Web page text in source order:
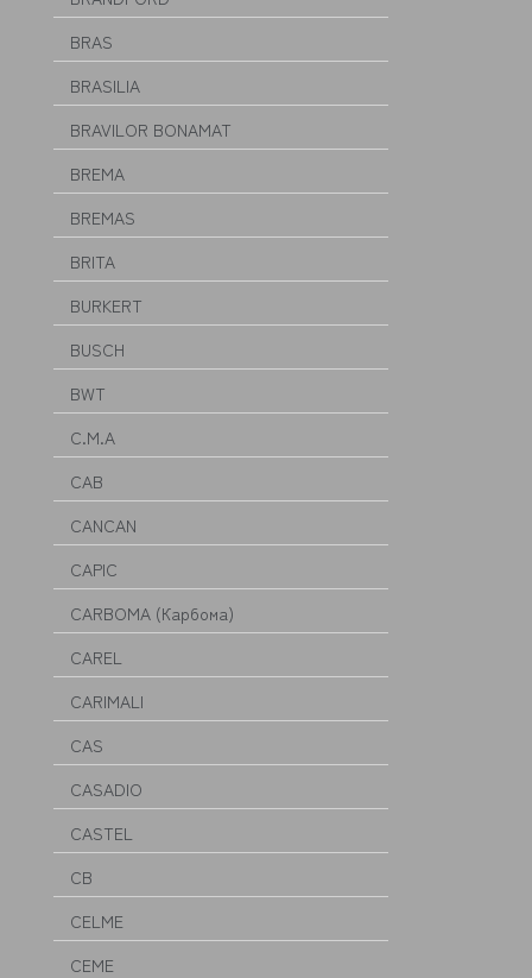
BRAS
BRASILIA
BRAVILOR BONAMAT
BREMA
BREMAS
BRITA
BURKERT
BUSCH
BWT
C.M.A
CAB
CANCAN
CAPIC
CARBOMA (Карбома)
CAREL
CARIMALI
CAS
CASADIO
CASTEL
CB
CELME
CEME